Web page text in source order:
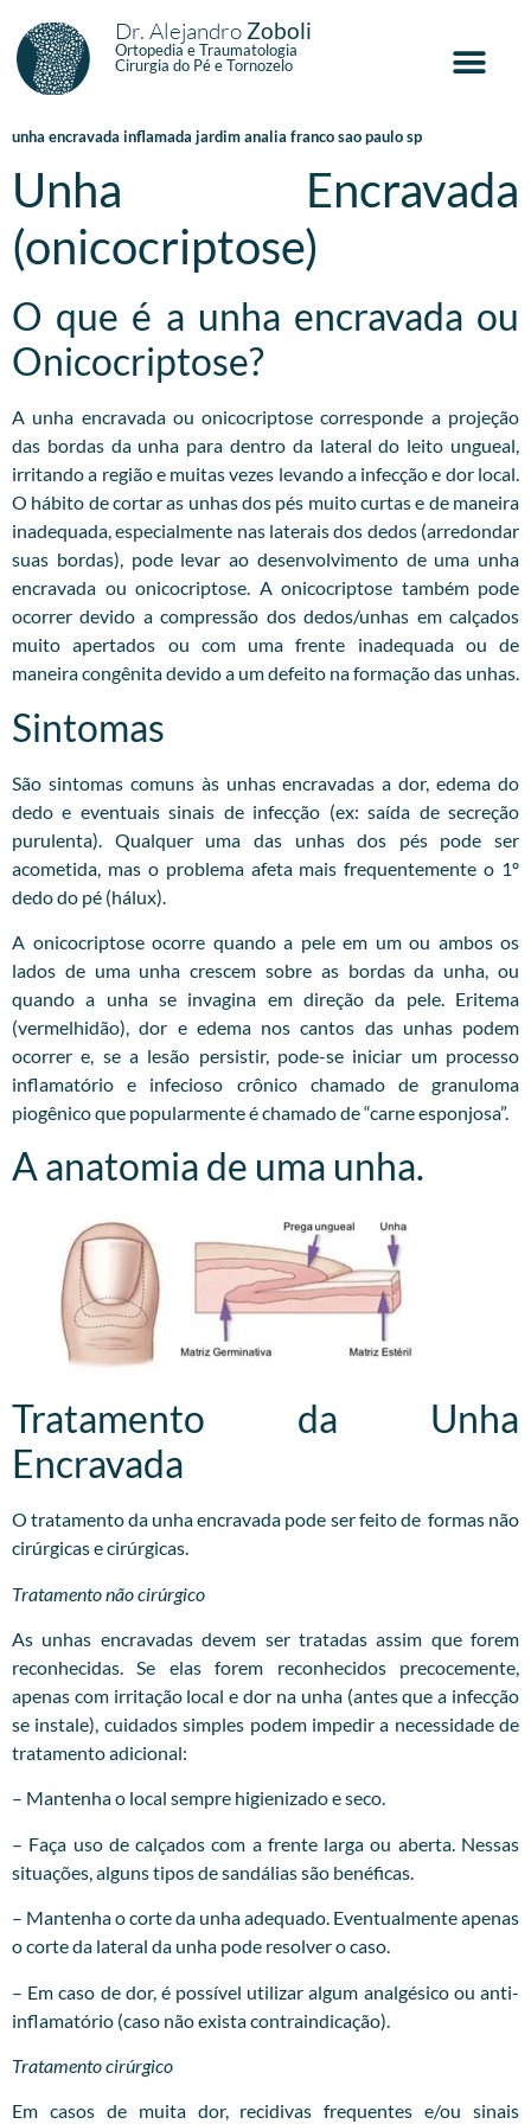
Dr. Alejandro Zoboli
Ortopedia e Traumatologia
Cirurgia do Pé e Tornozelo
unha encravada inflamada jardim analia franco sao paulo sp
Unha Encravada
(onicocriptose)
O que é a unha encravada ou
Onicocriptose?
A unha encravada ou onicocriptose corresponde a projeção
das bordas da unha para dentro da lateral do leito ungueal,
irritando a região e muitas vezes levando a infecção e dor local.
O hábito de cortar as unhas dos pés muito curtas e de maneira
inadequada, especialmente nas laterais dos dedos (arredondar
suas bordas), pode levar ao desenvolvimento de uma unha
encravada ou onicocriptose. A onicocriptose também pode
ocorrer devido a compressão dos dedos/unhas em calçados
muito apertados ou com uma frente inadequada ou de
maneira congênita devido a um defeito na formação das unhas.
Sintomas
São sintomas comuns às unhas encravadas a dor, edema do
dedo e eventuais sinais de infecção (ex: saída de secreção
purulenta). Qualquer uma das unhas dos pés pode ser
acometida, mas o problema afeta mais frequentemente o 1º
dedo do pé (hálux).
A onicocriptose ocorre quando a pele em um ou ambos os
lados de uma unha crescem sobre as bordas da unha, ou
quando a unha se invagina em direção da pele. Eritema
(vermelhidão), dor e edema nos cantos das unhas podem
ocorrer e, se a lesão persistir, pode-se iniciar um processo
inflamatório e infecioso crônico chamado de granuloma
piogênico que popularmente é chamado de “carne esponjosa”.
A anatomia de uma unha.
Tratamento da Unha
Encravada
O tratamento da unha encravada pode ser feito de formas não
cirúrgicas e cirúrgicas.
Tratamento não cirúrgico
As unhas encravadas devem ser tratadas assim que forem
reconhecidas. Se elas forem reconhecidos precocemente,
apenas com irritação local e dor na unha (antes que a infecção
se instale), cuidados simples podem impedir a necessidade de
tratamento adicional:
– Mantenha o local sempre higienizado e seco.
– Faça uso de calçados com a frente larga ou aberta. Nessas
situações, alguns tipos de sandálias são benéficas.
– Mantenha o corte da unha adequado. Eventualmente apenas
o corte da lateral da unha pode resolver o caso.
– Em caso de dor, é possível utilizar algum analgésico ou anti-
inflamatório (caso não exista contraindicação).
Tratamento cirúrgico
Em casos de muita dor, recidivas frequentes e/ou sinais